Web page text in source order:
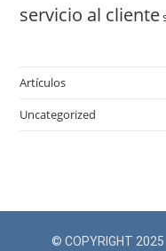
servicio al cliente
Artículos
Uncategorized
© COPYRIGHT